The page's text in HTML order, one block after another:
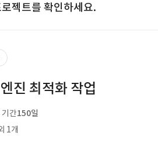
젝트를 확인하세요.
진 최적화 작업
기간150일
1개